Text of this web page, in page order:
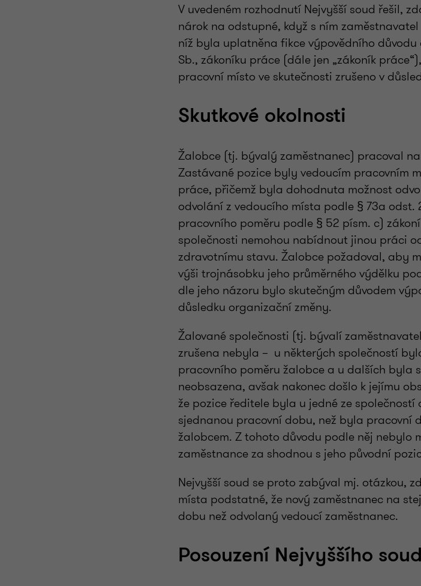
V uvedeném rozhodnutí Nejvyšší soud řešil,
nárok na odstupné, když s ním
níž byla uplatněna fikce výpovědního
Sb., zákoníku práce (dále jen „zákoník
pracovní místo ve skutečnosti zrušeno v
Skutkové okolnosti
Žalobce (tj. bývalý zaměstnanec) pracoval
Zastávané pozice byly vedoucím pracovním
práce, přičemž byla dohodnuta možnost
odvolání z vedoucího místa podle § 73a
pracovního poměru podle § 52 písm. c)
společnosti nemohou nabídnout jinou práci
zdravotnímu stavu. Žalobce požadoval, aby
výši trojnásobku jeho průměrného výdělku
dle jeho názoru bylo skutečným důvodem
důsledku organizační změny.
Žalované společnosti (tj. bývalí
zrušena nebyla – u některých společností
pracovního poměru žalobce a u dalších byla
neobsazena, avšak nakonec došlo k jejímu
že pozice ředitele byla u jedné ze
sjednanou pracovní dobu, než byla pracovní
žalobcem. Z tohoto důvodu podle něj nebylo
zaměstnance za shodnou s jeho původní
Nejvyšší soud se proto zabýval mj. otázkou,
místa podstatné, že nový zaměstnanec na
dobu než odvolaný vedoucí zaměstnanec.
Posouzení Nejvyššího